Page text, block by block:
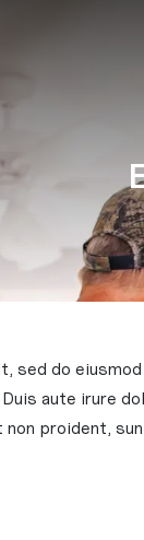
do
aute irure
proident,